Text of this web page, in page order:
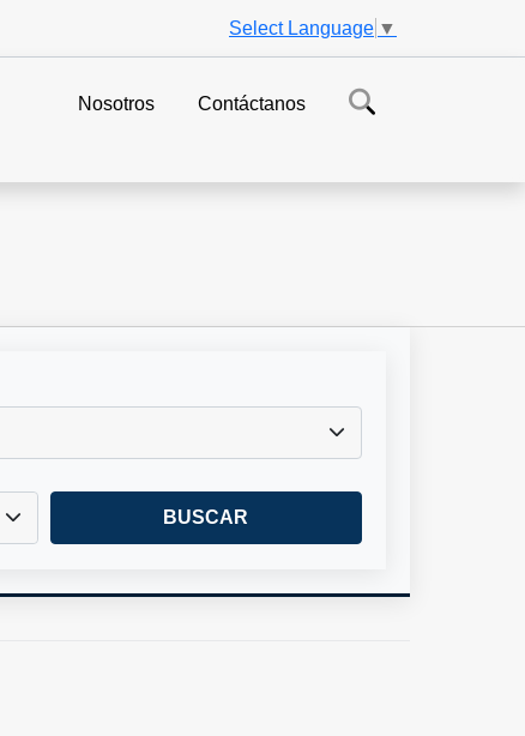
Select Language ▼
Nosotros Contáctanos
BUSCAR